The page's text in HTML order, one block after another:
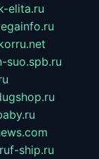
elita.ru
suo.spb.ru
f-ship.ru